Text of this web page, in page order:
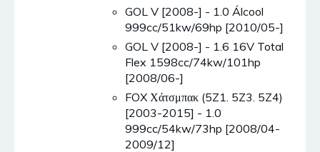
GOL V [2008-] - 1.0 Álcool
999cc/51kw/69hp [2010/05-]
GOL V [2008-] - 1.6 16V Total
Flex 1598cc/74kw/101hp
[2008/06-]
FOX Χάτσμπακ (5Z1. 5Z3. 5Z4)
[2003-2015] - 1.0
999cc/54kw/73hp [2008/04-
2009/12]